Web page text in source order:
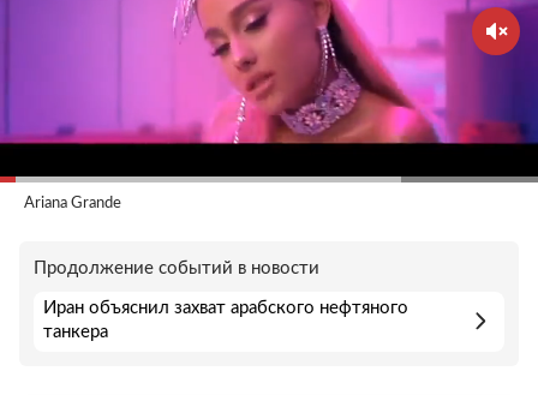
Ariana Grande
Продолжение событий в новости
Иран объяснил захват арабского нефтяного
танкера